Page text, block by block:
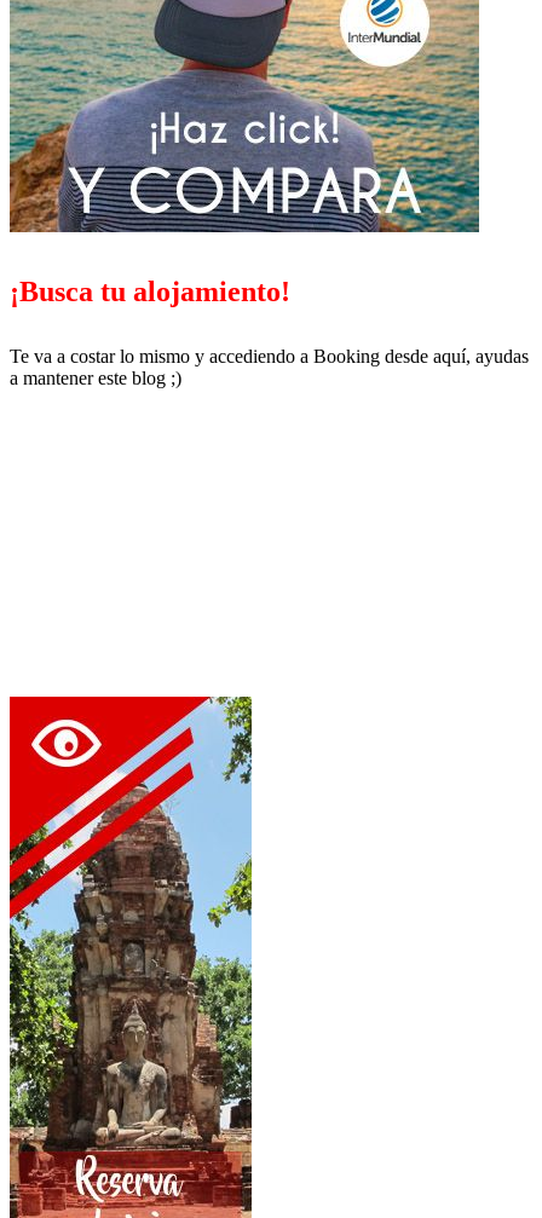
¡Busca tu alojamiento!
Te va a costar lo mismo y accediendo a Booking desde aquí, ayudas
a mantener este blog ;)